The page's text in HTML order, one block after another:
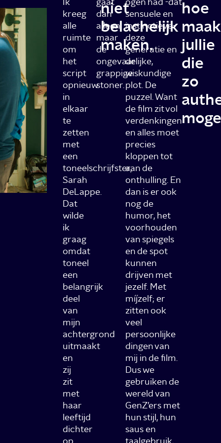
kreeg
alle
ruimte
om
het
script
opnieuw
in
elkaar
te
zetten
met
een
toneelschrijfster,
Sarah
DeLappe.
Dat
wilde
ik
graag
omdat
toneel
een
belangrijk
deel
van
mijn
achtergrond
uitmaakt
en
zij
zit
met
haar
leeftijd
dichter
op
dan
alleen
maar
de
ongevaarlijke,
grappige
stoner.
niet
belachelijk
maken.
sensuele en
instinctieve-
deze
generatie en
de
wiskundige
plot. De
puzzel. Want
de film zit vol
verdenkingen
en alles moet
precies
kloppen tot
aan de
onthulling. En
dan is er ook
nog de
humor, het
voorhouden
van spiegels
en de spot
kunnen
drijven met
jezelf. Met
míjzelf; er
zitten ook
veel
persoonlijke
dingen van
mij in de film.
Dus we
gebruiken de
wereld van
GenZ’ers met
hun stijl, hun
saus en
taalgebruik,
hoe
jullie
die
zo